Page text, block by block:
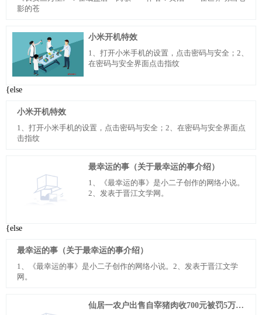
影的苍
小米开机特效
1、打开小米手机的设置，点击密码与安全；2、
在密码与安全界面点击指纹
{else
小米开机特效
1、打开小米手机的设置，点击密码与安全；2、在密码与安全界面点
击指纹
最幸运的事（关于最幸运的事介绍）
1、《最幸运的事》是小二子创作的网络小说。
2、发表于晋江文学网。
{else
最幸运的事（关于最幸运的事介绍）
1、《最幸运的事》是小二子创作的网络小说。2、发表于晋江文学
网。
仙居一农户出售自宰猪肉收700元被罚5万，司法局介入后改罚5千